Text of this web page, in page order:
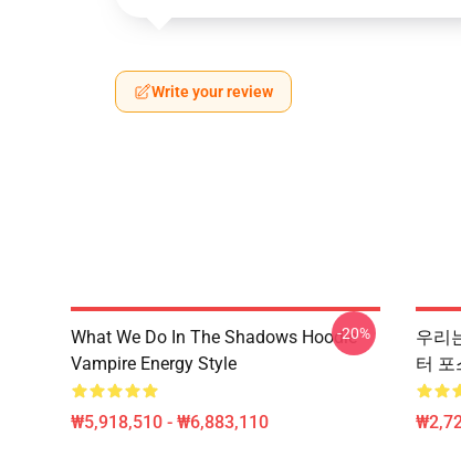
Write your review
What We Do In The Shadows Hoodie
Vampire Energy Style
₩5,918,510 - ₩6,883,110
-20%
우리
터 포